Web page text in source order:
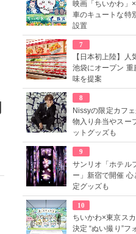
映画「ちいかわ」
車のキュートな特
設置
7
【日本初上陸】人
池袋にオープン 重
味を提案
8
Nissyの限定カフ
物入り弁当やスー
ットグッズも
9
サンリオ「ホテル
ー」新宿で開催 心
定グッズも
10
ちいかわ×東京ス
決定 “ぬい撮り”フ